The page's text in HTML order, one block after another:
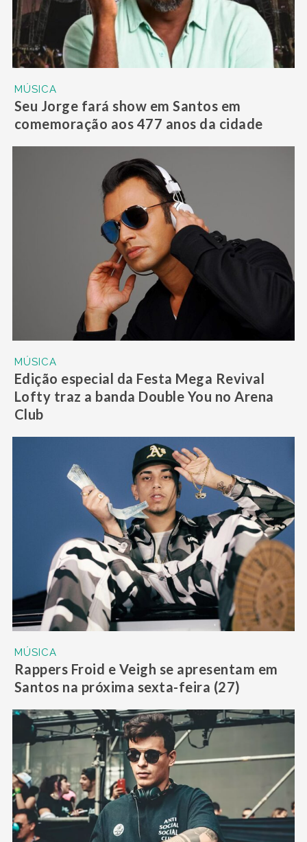
MÚSICA
Seu Jorge fará show em Santos em
comemoração aos 477 anos da cidade
MÚSICA
Edição especial da Festa Mega Revival
Lofty traz a banda Double You no Arena
Club
MÚSICA
Rappers Froid e Veigh se apresentam em
Santos na próxima sexta-feira (27)